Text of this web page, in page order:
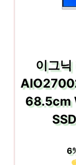
이그닉
68.5cm